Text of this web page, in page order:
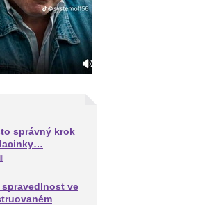
správný krok
spravedlnost ve